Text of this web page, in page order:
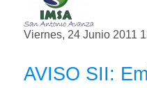
Viernes, 24 Junio 2011
AVISO SII: